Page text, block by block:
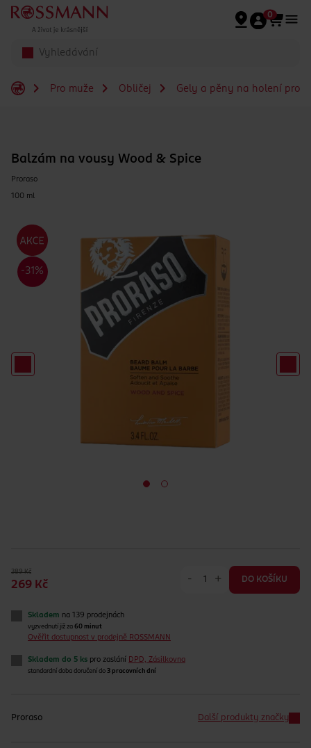
Přeskočit na hlavmní obsah
0
Pro muže Obličej Gely a pěny na holení pro
Balzám na vousy Wood & Spice
Proraso
100 ml
389 Kč
269 Kč
- + DO KOŠÍKU
Skladem na 139 prodejnách
vyzvednutí již za 60 minut
Ověřit dostupnost v prodejně ROSSMANN
Skladem do 5 ks pro zaslání DPD, Zásilkovna
standardní doba doručení do 3 pracovních dní
Proraso Další produkty značky